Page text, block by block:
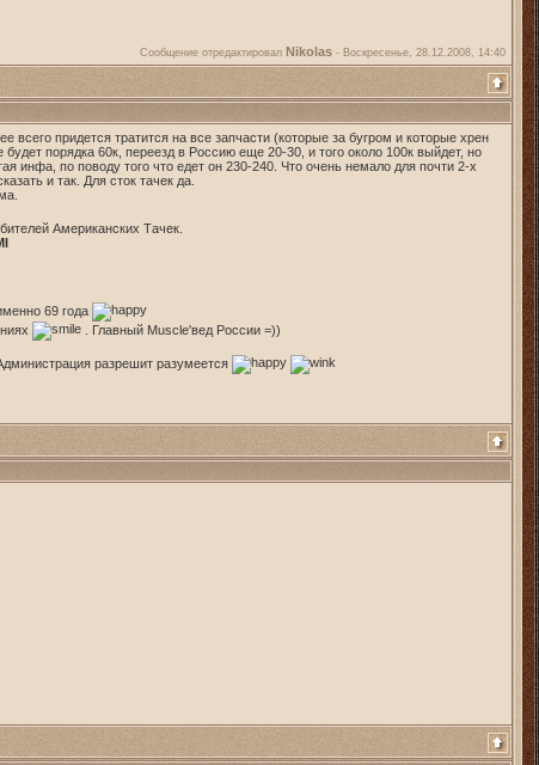
Сообщение отредактировал Nikolas - Воскресенье, 28.12.2008, 14:40
всего придется тратится на все запчасти (которые за бугром и которые хрен
порядка 60к, переезд в Россию еще 20-30, и того около 100к выйдет, но
инфа, по поводу того что едет он 230-240. Что очень немало для почти 2-х
и так. Для сток тачек да.
Американских Тачек.
69 года
. Главный Muscle'вед России =))
разрешит разумеется